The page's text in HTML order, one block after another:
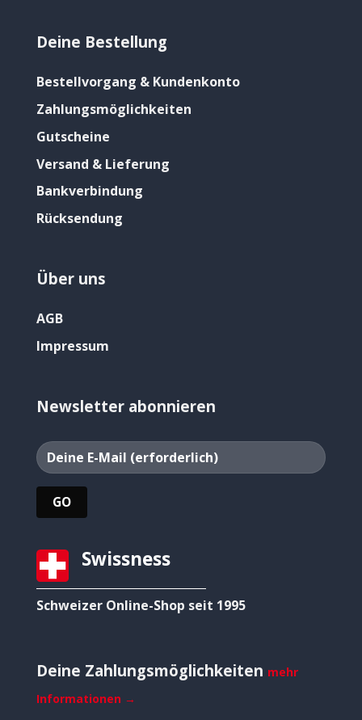
Deine Bestellung
Bestellvorgang & Kundenkonto
Zahlungsmöglichkeiten
Gutscheine
Versand & Lieferung
Bankverbindung
Rücksendung
Über uns
AGB
Impressum
Newsletter abonnieren
Swissness
Schweizer Online-Shop seit 1995
Deine Zahlungsmöglichkeiten mehr
Informationen →